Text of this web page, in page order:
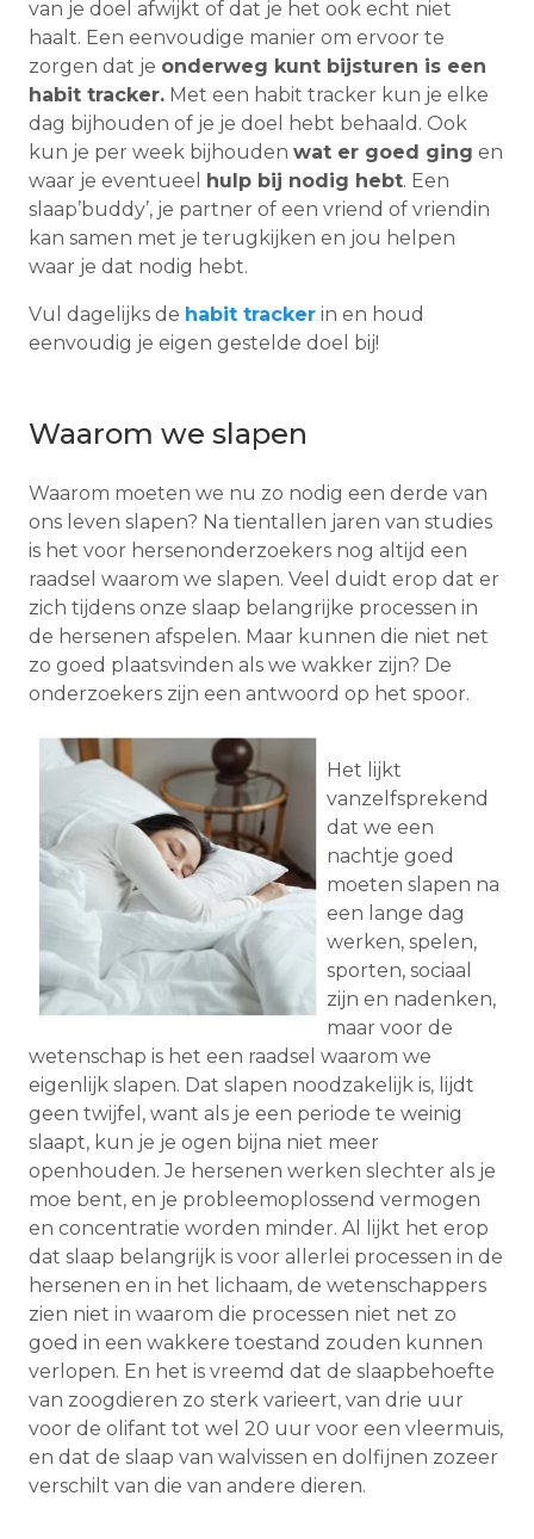
van je doel afwijkt of dat je het ook echt niet
haalt. Een eenvoudige manier om ervoor te
zorgen dat je onderweg kunt bijsturen is een
habit tracker. Met een habit tracker kun je elke
dag bijhouden of je je doel hebt behaald. Ook
kun je per week bijhouden wat er goed ging en
waar je eventueel
hulp bij nodig hebt. Een
slaap’buddy’, je partner of een vriend of vriendin
kan samen met je terugkijken en jou helpen
waar je dat nodig hebt.
Vul dagelijks de habit tracker in en houd
eenvoudig je eigen gestelde doel bij!
Waarom we slapen
Waarom moeten we nu zo nodig een derde van
ons leven slapen? Na tientallen jaren van studies
is het voor hersenonderzoekers nog altijd een
raadsel waarom we slapen. Veel duidt erop dat er
zich tijdens onze slaap belangrijke processen in
de hersenen afspelen. Maar kunnen die niet net
zo goed plaatsvinden als we wakker zijn? De
onderzoekers zijn een antwoord op het spoor.
Het lijkt
vanzelfsprekend
dat we een
nachtje goed
moeten slapen na
een lange dag
werken, spelen,
sporten, sociaal
zijn en nadenken,
maar voor de
wetenschap is het een raadsel waarom we
eigenlijk slapen. Dat slapen noodzakelijk is, lijdt
geen twijfel, want als je een periode te weinig
slaapt, kun je je ogen bijna niet meer
openhouden. Je hersenen werken slechter als je
moe bent, en je probleemoplossend vermogen
en concentratie worden minder. Al lijkt het erop
dat slaap belangrijk is voor allerlei processen in de
hersenen en in het lichaam, de wetenschappers
zien niet in waarom die processen niet net zo
goed in een wakkere toestand zouden kunnen
verlopen. En het is vreemd dat de slaapbehoefte
van zoogdieren zo sterk varieert, van drie uur
voor de olifant tot wel 20 uur voor een vleermuis,
en dat de slaap van walvissen en dolfijnen zozeer
verschilt van die van andere dieren.